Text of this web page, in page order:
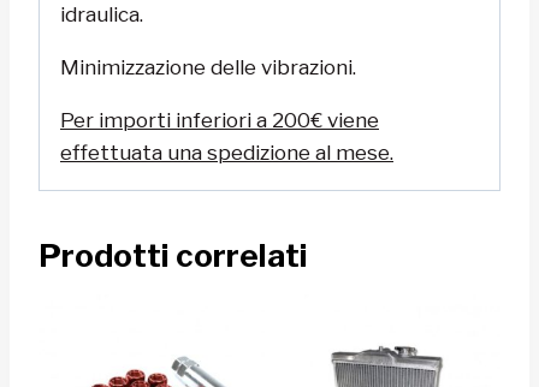
idraulica.
Minimizzazione delle vibrazioni.
Per importi inferiori a 200€ viene
effettuata una spedizione al mese.
Prodotti correlati